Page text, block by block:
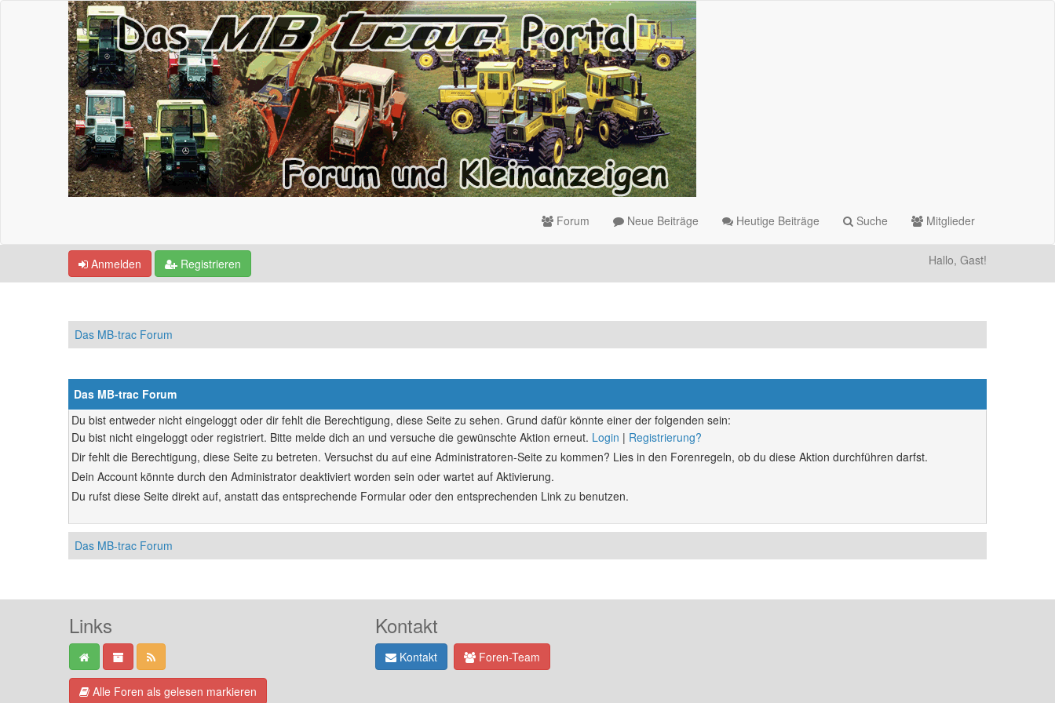
Forum Neue Beiträge Heutige Beiträge Suche Mitglieder
Anmelden Registrieren Hallo, Gast!
Das MB-trac Forum
Das MB-trac Forum
Du bist entweder nicht eingeloggt oder dir fehlt die Berechtigung, diese Seite zu sehen. Grund dafür könnte einer der folgenden sein:
Du bist nicht eingeloggt oder registriert. Bitte melde dich an und versuche die gewünschte Aktion erneut. Login | Registrierung?
Dir fehlt die Berechtigung, diese Seite zu betreten. Versuchst du auf eine Administratoren-Seite zu kommen? Lies in den Forenregeln, ob du diese Aktion durchführen darfst.
Dein Account könnte durch den Administrator deaktiviert worden sein oder wartet auf Aktivierung.
Du rufst diese Seite direkt auf, anstatt das entsprechende Formular oder den entsprechenden Link zu benutzen.
Das MB-trac Forum
Links
Alle Foren als gelesen markieren
Kontakt
Kontakt Foren-Team